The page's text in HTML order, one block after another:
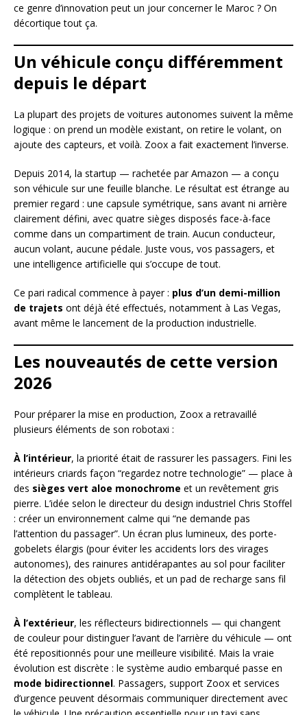
ce genre d’innovation peut un jour concerner le Maroc ? On
décortique tout ça.
Un véhicule conçu différemment
depuis le départ
La plupart des projets de voitures autonomes suivent la même
logique : on prend un modèle existant, on retire le volant, on
ajoute des capteurs, et voilà. Zoox a fait exactement l’inverse.
Depuis 2014, la startup — rachetée par Amazon — a conçu
son véhicule sur une feuille blanche. Le résultat est étrange au
premier regard : une capsule symétrique, sans avant ni arrière
clairement défini, avec quatre sièges disposés face-à-face
comme dans un compartiment de train. Aucun conducteur,
aucun volant, aucune pédale. Juste vous, vos passagers, et
une intelligence artificielle qui s’occupe de tout.
Ce pari radical commence à payer : plus d’un demi-million
de trajets ont déjà été effectués, notamment à Las Vegas,
avant même le lancement de la production industrielle.
Les nouveautés de cette version
2026
Pour préparer la mise en production, Zoox a retravaillé
plusieurs éléments de son robotaxi :
À l’intérieur, la priorité était de rassurer les passagers. Fini les
intérieurs criards façon “regardez notre technologie” — place à
des sièges vert aloe monochrome et un revêtement gris
pierre. L’idée selon le directeur du design industriel Chris Stoffel
: créer un environnement calme qui “ne demande pas
l’attention du passager”. Un écran plus lumineux, des porte-
gobelets élargis (pour éviter les accidents lors des virages
autonomes), des rainures antidérapantes au sol pour faciliter
la détection des objets oubliés, et un pad de recharge sans fil
complètent le tableau.
À l’extérieur, les réflecteurs bidirectionnels — qui changent
de couleur pour distinguer l’avant de l’arrière du véhicule — ont
été repositionnés pour une meilleure visibilité. Mais la vraie
évolution est discrète : le système audio embarqué passe en
mode bidirectionnel. Passagers, support Zoox et services
d’urgence peuvent désormais communiquer directement avec